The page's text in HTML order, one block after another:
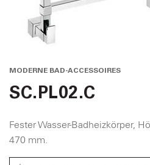
MODERNE BAD-ACCESSOIRES
SC.PL02.C
Fester Wasser-Badheizkörper,
470 mm.